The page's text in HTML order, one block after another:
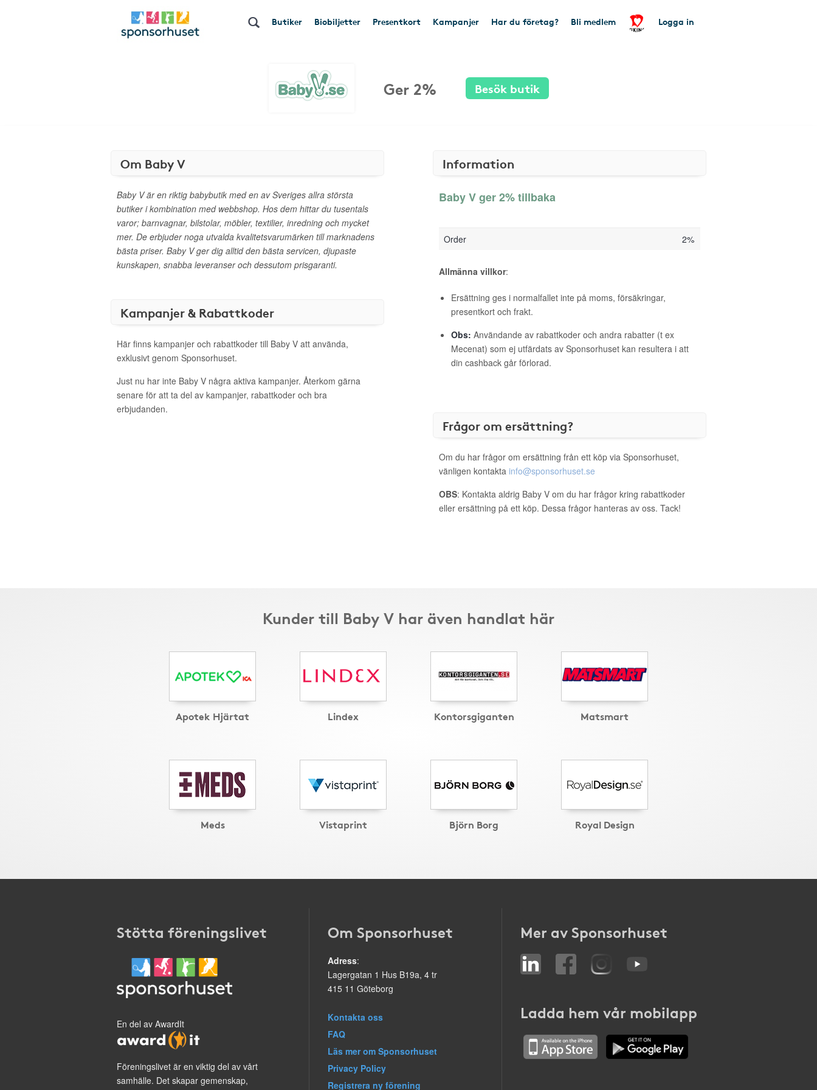
Butiker Biobiljetter Presentkort Kampanjer Har du företag? Bli medlem Logga in
Ger 2% Besök butik
Om Baby V
Baby V är en riktig babybutik med en av Sveriges allra största
butiker i kombination med webbshop. Hos dem hittar du tusentals
varor; barnvagnar, bilstolar, möbler, textilier, inredning och mycket
mer. De erbjuder noga utvalda kvalitetsvarumärken till marknadens
bästa priser. Baby V ger dig alltid den bästa servicen, djupaste
kunskapen, snabba leveranser och dessutom prisgaranti.
Kampanjer & Rabattkoder
Här finns kampanjer och rabattkoder till Baby V att använda,
exklusivt genom Sponsorhuset.
Just nu har inte Baby V några aktiva kampanjer. Återkom gärna
senare för att ta del av kampanjer, rabattkoder och bra
erbjudanden.
Information
Baby V ger 2% tillbaka
Order 2%
Allmänna villkor:
Ersättning ges i normalfallet inte på moms, försäkringar,
presentkort och frakt.
Obs: Användande av rabattkoder och andra rabatter (t ex
Mecenat) som ej utfärdats av Sponsorhuset kan resultera i att
din cashback går förlorad.
Frågor om ersättning?
Om du har frågor om ersättning från ett köp via Sponsorhuset,
vänligen kontakta info@sponsorhuset.se
OBS: Kontakta aldrig Baby V om du har frågor kring rabattkoder
eller ersättning på ett köp. Dessa frågor hanteras av oss. Tack!
Kunder till Baby V har även handlat här
Apotek Hjärtat Lindex Kontorsgiganten Matsmart
Meds Vistaprint Björn Borg Royal Design
Stötta föreningslivet
En del av AwardIt
Föreningslivet är en viktig del av vårt
samhälle. Det skapar gemenskap,
Om Sponsorhuset
Adress:
Lagergatan 1 Hus B19a, 4 tr
415 11 Göteborg
Kontakta oss
FAQ
Läs mer om Sponsorhuset
Privacy Policy
Registrera ny förening
Mer av Sponsorhuset
Ladda hem vår mobilapp